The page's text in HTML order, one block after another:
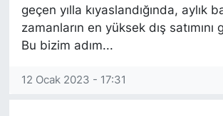
geçen yılla kıyaslandığında, aylık
zamanların en yüksek dış
Bu bizim adım...
12 Ocak 2023 - 17:31